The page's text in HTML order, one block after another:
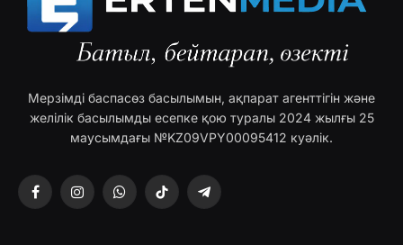
Мерзімді баспасөз басылымын, ақпарат агенттігін және
желілік басылымды есепке қою туралы 2024 жылғы 25
маусымдағы №KZ09VPY00095412 куәлік.
FacebookInstagramWhatsAppTikTok Telegram